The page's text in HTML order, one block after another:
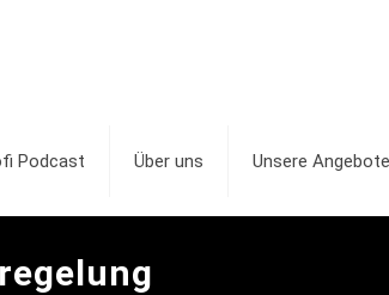
Podcast Über uns Unsere Angebote